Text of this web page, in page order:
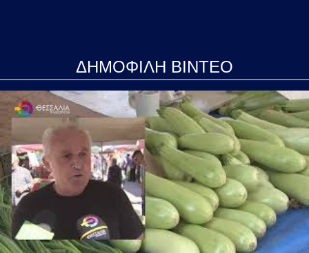
ΔΗΜΟΦΙΛΗ ΒΙΝΤΕΟ